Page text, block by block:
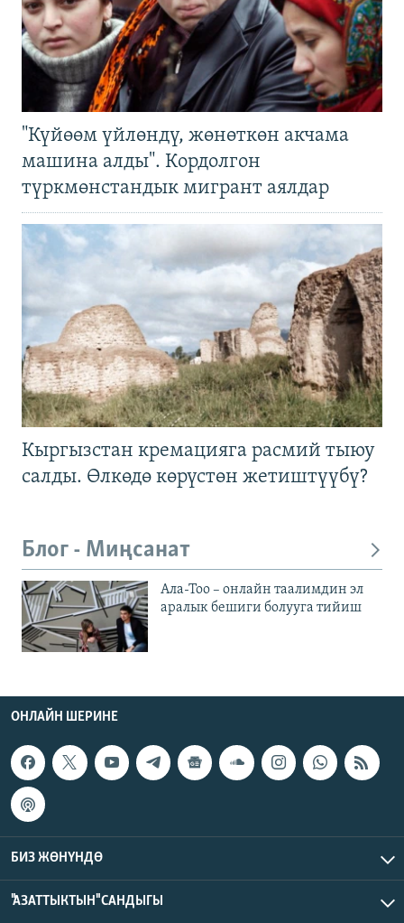
"Күйөөм үйлөндү, жөнөткөн акчама
машина алды". Кордолгон
түркмөнстандык мигрант аялдар
Кыргызстан кремацияга расмий тыюу
салды. Өлкөдө көрүстөн жетиштүүбү?
Блог - Миңсанат
Ала-Тоо – онлайн таалимдин эл
аралык бешиги болууга тийиш
ОНЛАЙН ШЕРИНЕ
БИЗ ЖӨНҮНДӨ
"АЗАТТЫКТЫН" САНДЫГЫ